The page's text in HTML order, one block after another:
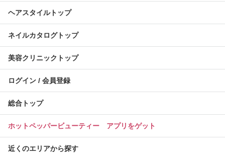
ヘアスタイルトップ
ネイルカタログトップ
美容クリニックトップ
ログイン / 会員登録
総合トップ
ホットペッパービューティー アプリをゲット
近くのエリアから探す